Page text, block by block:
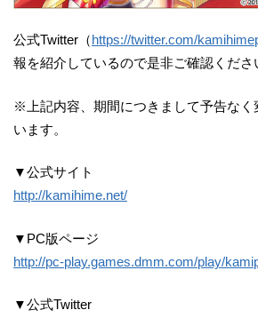
公式Twitter（https://twitter.com/
報を紹介しているので是非ご確認くださ
※上記内容、期間につきまして予告なく
います。
▼公式サイト
http://kamihime.net/
▼PC版ページ
http://pc-play.games.dmm.com/play/
▼公式Twitter